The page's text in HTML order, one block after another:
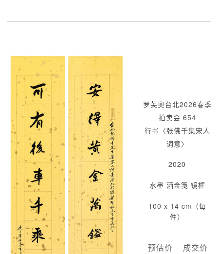
罗芙奥台北2026春季
拍卖会 654
行书〈张佛千集宋人
词意〉
2020
水墨 洒金笺 镜框
100 x 14 cm（每
件）
预估价 成交价